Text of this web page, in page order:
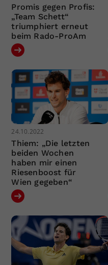
Promis gegen Profis:
„Team Schett“
triumphiert erneut
beim Rado-ProAm
24.10.2022
Thiem: „Die letzten
beiden Wochen
haben mir einen
Riesenboost für
Wien gegeben“